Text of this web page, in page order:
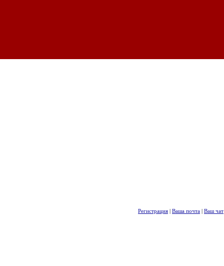
Регистрация | Ваша почта | Ваш чат